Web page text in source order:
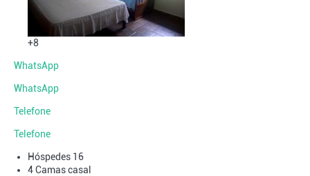
+8
WhatsApp
WhatsApp
Telefone
Telefone
Hóspedes 16
4 Camas casal